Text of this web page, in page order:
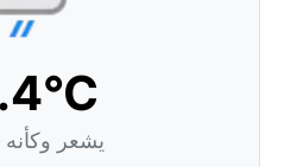
يشعر وكأنه 28.6°C